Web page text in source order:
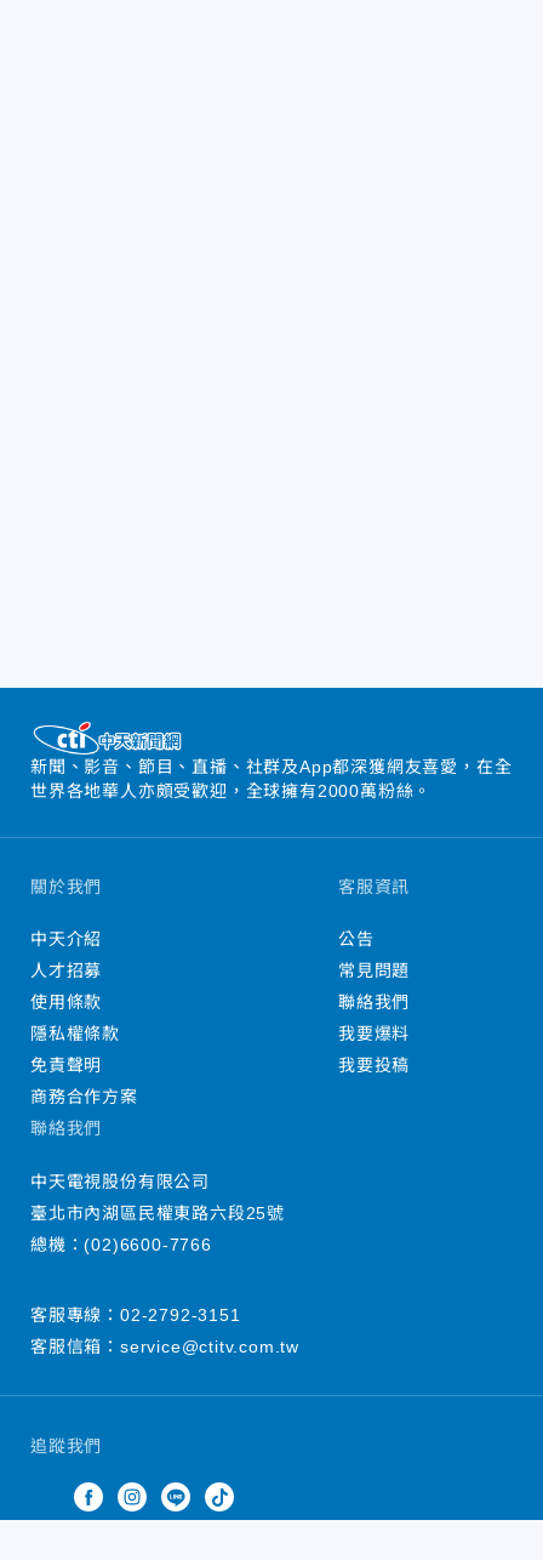
新聞、影音、節目、直播、社群及App都深獲網友喜愛，在全
世界各地華人亦頗受歡迎，全球擁有2000萬粉絲。
追蹤我們
關於我們
中天介紹
人才招募
使用條款
隱私權條款
免責聲明
商務合作方案
客服資訊
公告
常見問題
聯絡我們
我要爆料
我要投稿
聯絡我們
中天電視股份有限公司
臺北市內湖區民權東路六段25號
總機：(02)6600-7766
客服專線： 02-2792-3151
客服信箱： service@ctitv.com.tw